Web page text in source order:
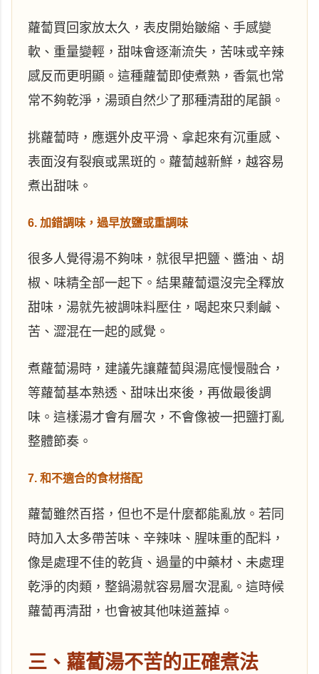
蘿蔔買回家放太久，表皮開始皺縮、手感變
軟、重量變輕，甜味會逐漸流失，苦味或辛辣
感反而更明顯。這種蘿蔔即使煮熟，香氣也常
常不夠乾淨，湯頭自然少了那種清甜的尾韻。
挑蘿蔔時，應選外皮平滑、拿起來有沉重感、
表面沒有裂痕或黑斑的。蘿蔔越新鮮，越容易
煮出甜味。
6. 加錯調味，過早放鹽或重調味
很多人覺得湯不夠味，就很早把鹽、醬油、胡
椒、味精全部一起下。結果蘿蔔還沒完全釋放
甜味，湯就先被調味料壓住，喝起來只剩鹹、
苦、澀混在一起的感覺。
煮蘿蔔湯時，建議先讓蘿蔔與湯底慢慢融合，
等蘿蔔基本熟透、甜味出來後，再做最後調
味。這樣湯才會有層次，不會像被一把鹽打亂
整體節奏。
7. 和不適合的食材搭配
蘿蔔雖然百搭，但也不是什麼都能亂放。若同
時加入太多帶苦味、辛辣味、腥味重的配料，
像是處理不佳的乾貨、過量的中藥材、未處理
乾淨的肉類，整鍋湯就容易層次混亂。這時候
蘿蔔再清甜，也會被其他味道蓋掉。
三、蘿蔔湯不苦的正確煮法